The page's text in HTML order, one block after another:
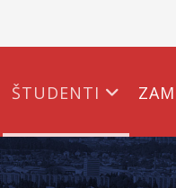
ŠTUDENTI